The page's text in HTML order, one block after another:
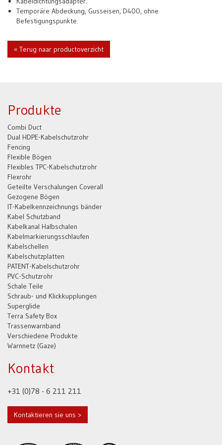
Temporäre Abdeckung, Gusseisen, D400, ohne
Befestigungspunkte.
« Terug naar productoverzicht
Produkte
Combi Duct
Dual HDPE-Kabelschutzrohr
Fencing
Flexible Bögen
Flexibles TPC-Kabelschutzrohr
Flexrohr
Geteilte Verschalungen Coverall
Gezogene Bögen
IT-Kabelkennzeichnungs bänder
Kabel Schutzband
Kabelkanal Halbschalen
Kabelmarkierungsschlaufen
Kabelschellen
Kabelschutzplatten
PATENT-Kabelschutzrohr
PVC-Schutzrohr
Schale Teile
Schraub- und Klickkupplungen
Superglide
Terra Safety Box
Trassenwarnband
Verschiedene Produkte
Warnnetz (Gaze)
Kontakt
+31 (0)78 - 6 211 211
Kontaktieren sie uns >